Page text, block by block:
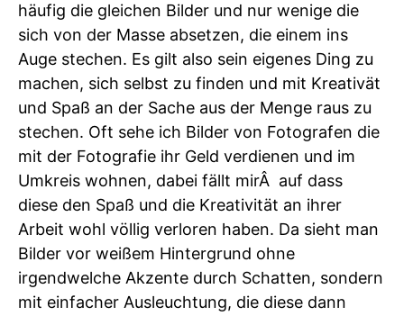
häufig die gleichen Bilder und nur wenige die
sich von der Masse absetzen, die einem ins
Auge stechen. Es gilt also sein eigenes Ding zu
machen, sich selbst zu finden und mit Kreativät
und Spaß an der Sache aus der Menge raus zu
stechen. Oft sehe ich Bilder von Fotografen die
mit der Fotografie ihr Geld verdienen und im
Umkreis wohnen, dabei fällt mirÂ auf dass
diese den Spaß und die Kreativität an ihrer
Arbeit wohl völlig verloren haben. Da sieht man
Bilder vor weißem Hintergrund ohne
irgendwelche Akzente durch Schatten, sondern
mit einfacher Ausleuchtung, die diese dann